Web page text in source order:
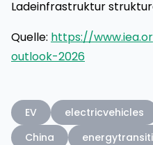
Ladeinfrastruktur
Quelle: https://
outlook-2026
EV electricvehicles
China